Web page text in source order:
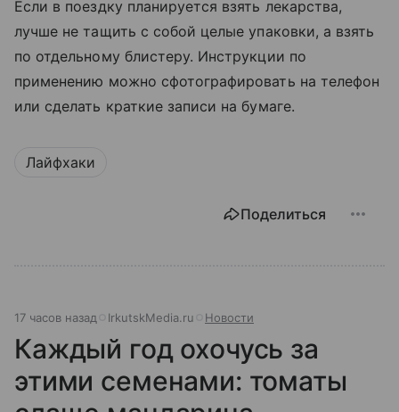
Если в поездку планируется взять лекарства,
лучше не тащить с собой целые упаковки, а взять
по отдельному блистеру. Инструкции по
применению можно сфотографировать на телефон
или сделать краткие записи на бумаге.
Лайфхаки
Поделиться
17 часов назад IrkutskMedia.ru Новости
Каждый год охочусь за
этими семенами: томаты